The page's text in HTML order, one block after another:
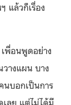
แล้วก็เรื่อง
พื่อนพูดอย่าง
างแผน บาง
นบอกเป็นการ
ลย แต่ไม่ได้มี